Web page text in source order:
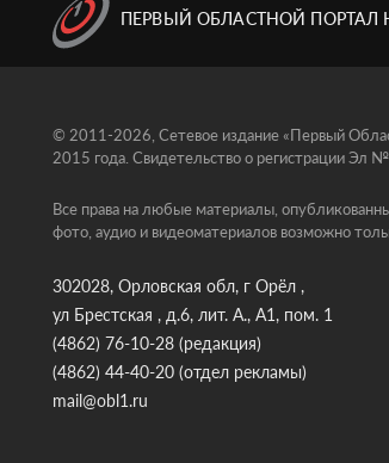
ПЕРВЫЙ ОБЛАСТНОЙ ПОРТАЛ
© 2011-2026, Сетевое издание «Первый
2015 года. Свидетельство о регистрации Эл
Все права на любые материалы,
фото, аудио и видеоматериалов возможно
302028, Орловская обл, г Орёл ,
ул Брестская , д.6, лит. А., А1, пом. 1
(4862) 76-10-28 (редакция)
(4862) 44-40-20 (отдел рекламы)
mail@obl1.ru